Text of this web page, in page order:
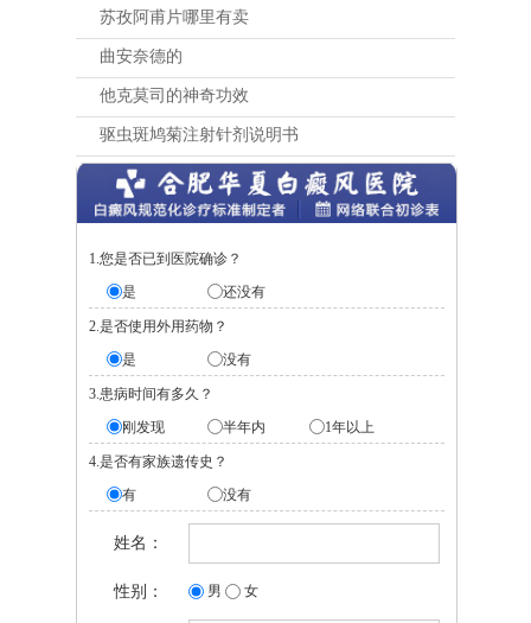
苏孜阿甫片哪里有卖
曲安奈德的
他克莫司的神奇功效
驱虫斑鸠菊注射针剂说明书
1.您是否已到医院确诊？
是
还没有
2.是否使用外用药物？
是
没有
3.患病时间有多久？
刚发现
半年内 1年以上
4.是否有家族遗传史？
有
没有
姓名：
性别： 男 女